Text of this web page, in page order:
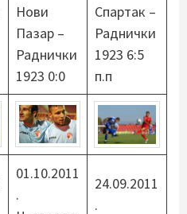
Нови
Пазар –
Раднички
1923 0:0
Спартак –
Раднички
1923 6:5
п.п
01.10.2011
.
24.09.2011
.